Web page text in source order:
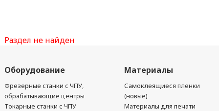
Раздел не найден
Оборудование
Фрезерные станки с ЧПУ,
обрабатывающие центры
Токарные станки с ЧПУ
Материалы
Самоклеящиеся пленки
(новые)
Материалы для печати